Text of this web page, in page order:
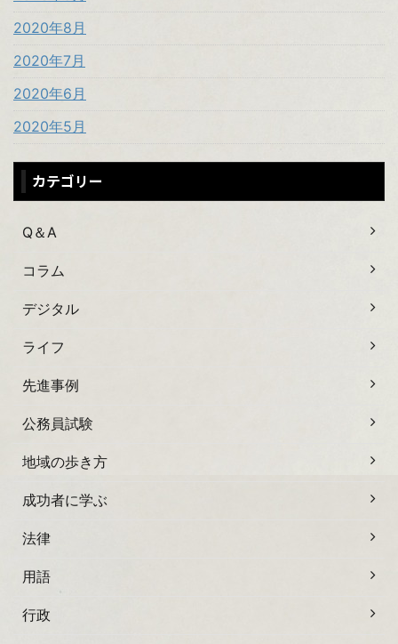
2020年8月
2020年7月
2020年6月
2020年5月
カテゴリー
Q＆A
コラム
デジタル
ライフ
先進事例
公務員試験
地域の歩き方
成功者に学ぶ
法律
用語
行政